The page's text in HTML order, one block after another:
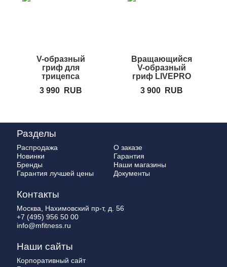
V-образный
гриф для
трицепса
Tricep V-bar
3 990 RUB
Вращающийся
V-образный
гриф LIVEPRO
revolving V-bar
3 900 RUB
Разделы
Распродажа
Новинки
Бренды
Гарантия лучшей цены
О заказе
Гарантия
Наши магазины
Документы
Контакты
Москва, Нахимовский пр-т, д. 56
+7 (495) 956 50 00
info@mfitness.ru
Наши сайты
Корпоративный сайт